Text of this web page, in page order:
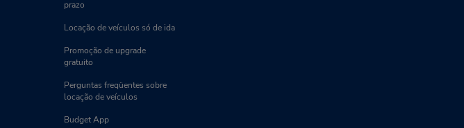
prazo
Locação de veículos só de ida
Promoção de upgrade
gratuito
Perguntas freqüentes sobre
locação de veículos
Budget App